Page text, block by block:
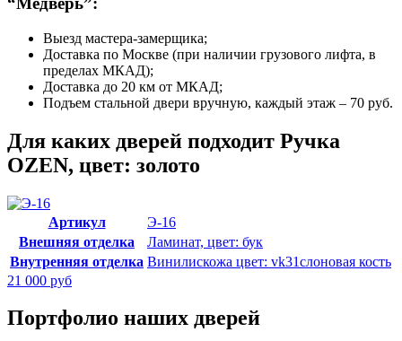
Выезд мастера-замерщика;
Доставка по Москве (при наличии грузового лифта, в
пределах МКАД);
Доставка до 20 км от МКАД;
Подъем стальной двери вручную, каждый этаж – 70 руб.
Для каких дверей подходит Ручка
OZEN, цвет: золото
Артикул
Э-16
Внешняя отделка
Ламинат, цвет: бук
Внутренняя отделка Винилискожа цвет: vk31слоновая кость
21 000 руб
Портфолио наших дверей